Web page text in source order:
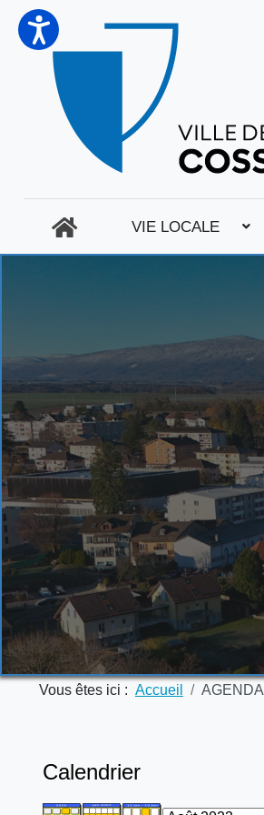
VIE LOCALE
Vous êtes ici : Accueil AGENDA
Calendrier